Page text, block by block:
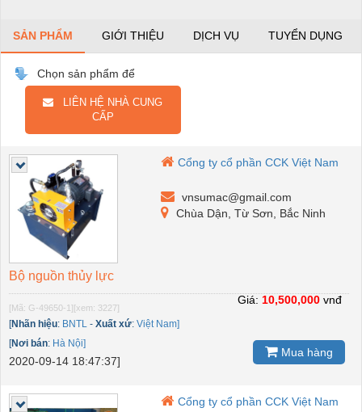
SẢN PHẨM GIỚI THIỆU DỊCH VỤ TUYỂN DỤNG
Chọn sản phẩm để
LIÊN HỆ NHÀ CUNG
CẤP
Cổng ty cổ phần CCK Việt Nam
vnsumac@gmail.com
Chùa Dận, Từ Sơn, Bắc Ninh
Bộ nguồn thủy lực
[Mã: G-49650-1][xem: 3227]
[Nhãn hiệu: BNTL - Xuất xứ: Việt Nam]
[Nơi bán: Hà Nội]
2020-09-14 18:47:37]
Giá: 10,500,000 vnđ
Mua hàng
Cổng ty cổ phần CCK Việt Nam